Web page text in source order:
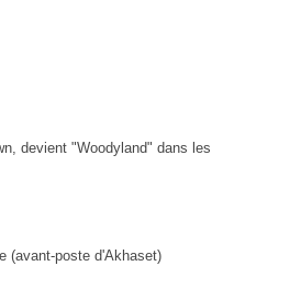
devient "Woodyland" dans les
(avant-poste d'Akhaset)